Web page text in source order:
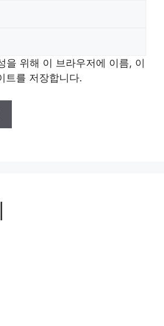
을 위해 이 브라우저에 이름, 이
트를 저장합니다.